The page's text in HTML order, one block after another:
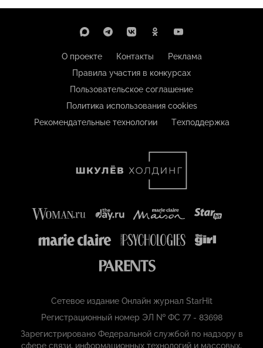
О проекте Контакты
Реклама
Правила участия в конкурсах
Пользовательское соглашение
Политика использования cookies
Рекомендательные технологии
Техподдержка
Сетевое издание Онлайн журнал StarHit
Регистрационный номер ЭЛ № ФС 77 - 83698
Зарегистрировано Федеральной службой по надзору в
сфере связи, информационных технологий и массовых,